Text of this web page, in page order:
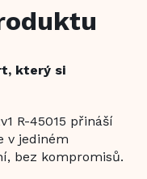
který si
R-45015 přináší
v jediném
bez kompromisů.